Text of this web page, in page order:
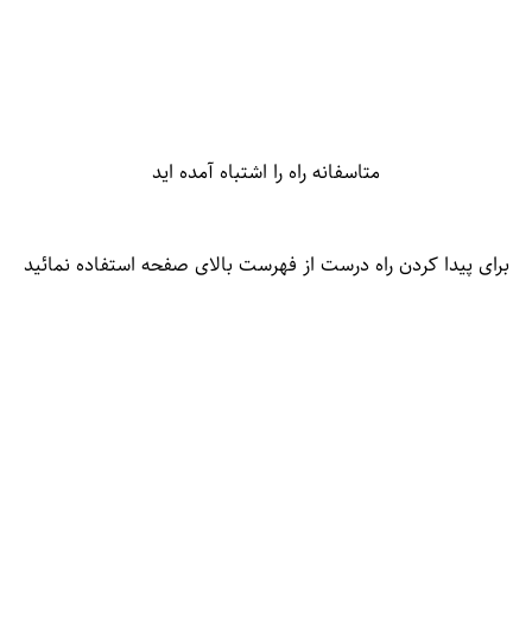
متاسفانه راه را اشتباه آمده اید
برای پیدا کردن راه درست از فهرست بالای صفحه استفاده نمائید